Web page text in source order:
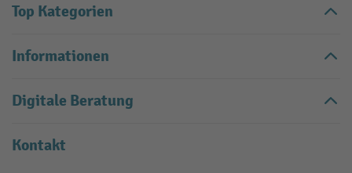
Top Kategorien
Informationen
Digitale Beratung
Kontakt